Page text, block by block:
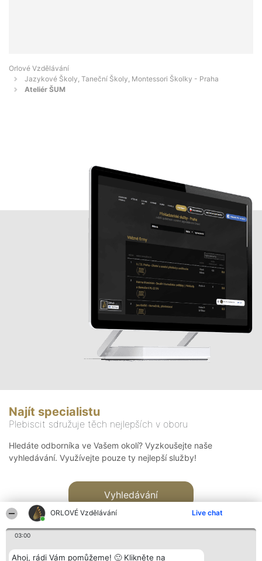
ORLOVÉ Vzdělávání Live chat
03:00
Ahoj, rádi Vám pomůžeme! 🙂 Klikněte na
Orlové Vzdělávání
Jazykové Školy, Taneční Školy, Montessori Školky - Praha
Ateliér ŠUM
Najít specialistu
Plebiscit sdružuje těch nejlepších v oboru
Hledáte odborníka ve Vašem okolí? Vyzkoušejte naše
vyhledávání. Využívejte pouze ty nejlepší služby!
Vyhledávání